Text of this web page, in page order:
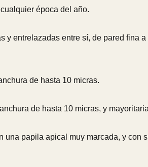
época del año.
entrelazadas entre sí, de pared fina
de hasta 10 micras.
de hasta 10 micras, y
papila apical muy marcada, y